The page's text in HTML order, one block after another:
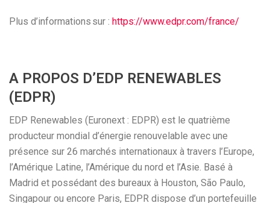
Plus d’informations sur : https://www.edpr.com/france/
A PROPOS D’EDP RENEWABLES
(EDPR)
EDP Renewables (Euronext : EDPR) est le quatrième
producteur mondial d’énergie renouvelable avec une
présence sur 26 marchés internationaux à travers l’Europe,
l’Amérique Latine, l’Amérique du nord et l’Asie. Basé à
Madrid et possédant des bureaux à Houston, São Paulo,
Singapour ou encore Paris, EDPR dispose d’un portefeuille